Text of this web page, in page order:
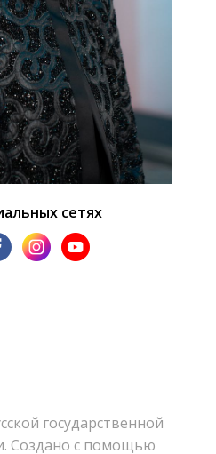
сетях
государственной
Создано с помощью